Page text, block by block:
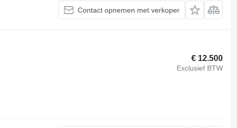
Contact opnemen met verkoper
€ 12.500
Exclusief BTW